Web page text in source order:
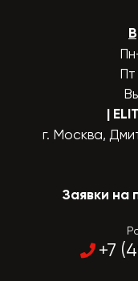
Пт
|
г. Москва,
Заявки на
+7